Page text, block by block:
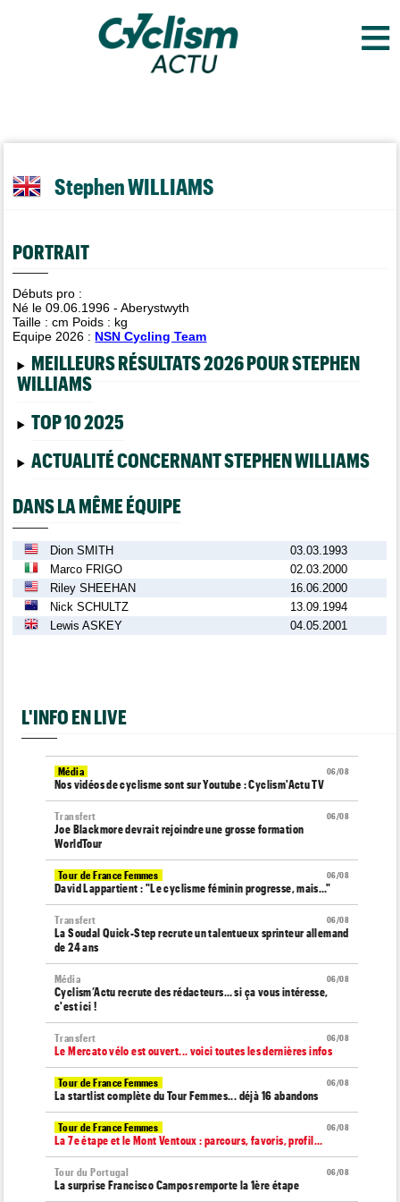
≡
Stephen WILLIAMS
PORTRAIT
Débuts pro :
Né le 09.06.1996 - Aberystwyth
Taille :cm Poids : kg
Equipe 2026 : NSN Cycling Team
MEILLEURS RÉSULTATS 2026 POUR STEPHEN
WILLIAMS
TOP 10 2025
ACTUALITÉ CONCERNANT STEPHEN WILLIAMS
DANS LA MÊME ÉQUIPE
Dion SMITH
03.03.1993
Marco FRIGO
02.03.2000
Riley SHEEHAN
16.06.2000
Nick SCHULTZ
13.09.1994
Lewis ASKEY
04.05.2001
L'INFO EN LIVE
06/08
Média
Nos vidéos de cyclisme sont sur Youtube : Cyclism'Actu TV
06/08
Transfert
Joe Blackmore devrait rejoindre une grosse formation
WorldTour
06/08
Tour de France Femmes
David Lappartient : "Le cyclisme féminin progresse, mais…"
06/08
Transfert
La Soudal Quick-Step recrute un talentueux sprinteur allemand
de 24 ans
06/08
Média
Cyclism’Actu recrute des rédacteurs… si ça vous intéresse,
c'est ici !
06/08
Transfert
Le Mercato vélo est ouvert... voici toutes les dernières infos
06/08
Tour de France Femmes
La startlist complète du Tour Femmes... déjà 16 abandons
06/08
Tour de France Femmes
La 7e étape et le Mont Ventoux : parcours, favoris, profil…
06/08
Tour du Portugal
La surprise Francisco Campos remporte la 1ère étape